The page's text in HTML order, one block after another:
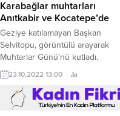
Karabağlar muhtarları
Anıtkabir ve Kocatepe’de
Geziye katılamayan Başkan
Selvitopu, görüntülü arayarak
Muhtarlar Günü'nü kutladı.
23.10.2022 13:00